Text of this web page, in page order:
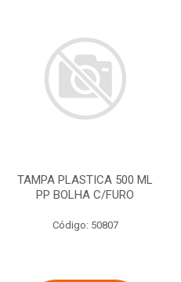
TAMPA PLASTICA 500 ML
PP BOLHA C/FURO
Código: 50807